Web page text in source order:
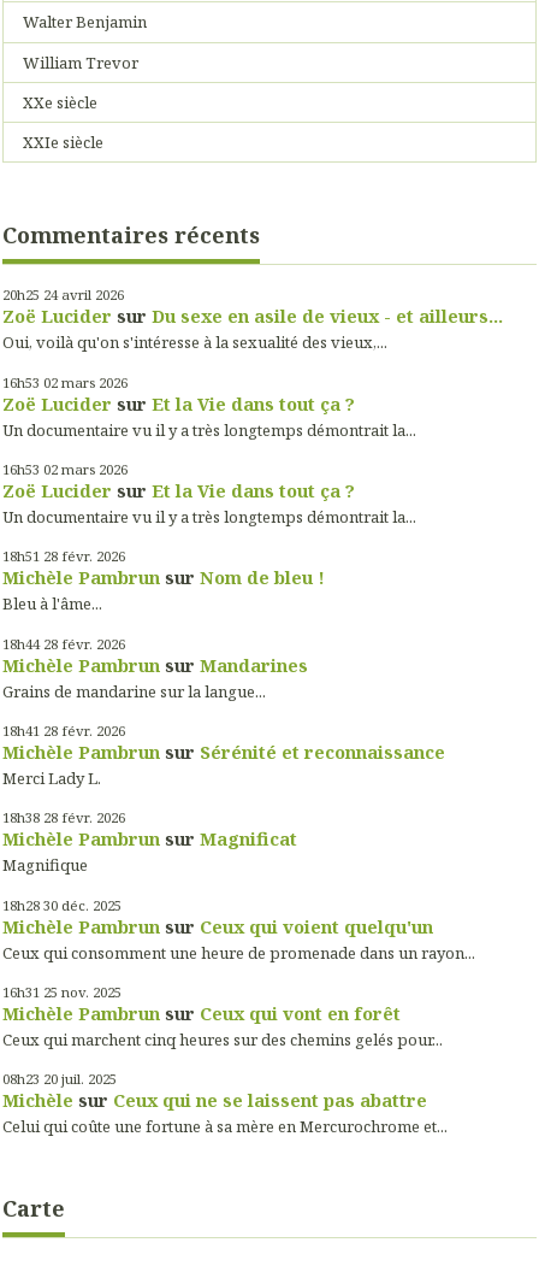
Walter Benjamin
William Trevor
XXe siècle
XXIe siècle
Commentaires récents
20h25 24 avril 2026
Zoë Lucider sur Du sexe en asile de vieux - et ailleurs...
Oui, voilà qu'on s'intéresse à la sexualité des vieux,...
16h53 02 mars 2026
Zoë Lucider sur Et la Vie dans tout ça ?
Un documentaire vu il y a très longtemps démontrait la...
16h53 02 mars 2026
Zoë Lucider sur Et la Vie dans tout ça ?
Un documentaire vu il y a très longtemps démontrait la...
18h51 28 févr. 2026
Michèle Pambrun sur Nom de bleu !
Bleu à l'âme...
18h44 28 févr. 2026
Michèle Pambrun sur Mandarines
Grains de mandarine sur la langue...
18h41 28 févr. 2026
Michèle Pambrun sur Sérénité et reconnaissance
Merci Lady L.
18h38 28 févr. 2026
Michèle Pambrun sur Magnificat
Magnifique
18h28 30 déc. 2025
Michèle Pambrun sur Ceux qui voient quelqu'un
Ceux qui consomment une heure de promenade dans un rayon...
16h31 25 nov. 2025
Michèle Pambrun sur Ceux qui vont en forêt
Ceux qui marchent cinq heures sur des chemins gelés pour...
08h23 20 juil. 2025
Michèle sur Ceux qui ne se laissent pas abattre
Celui qui coûte une fortune à sa mère en Mercurochrome et...
Carte